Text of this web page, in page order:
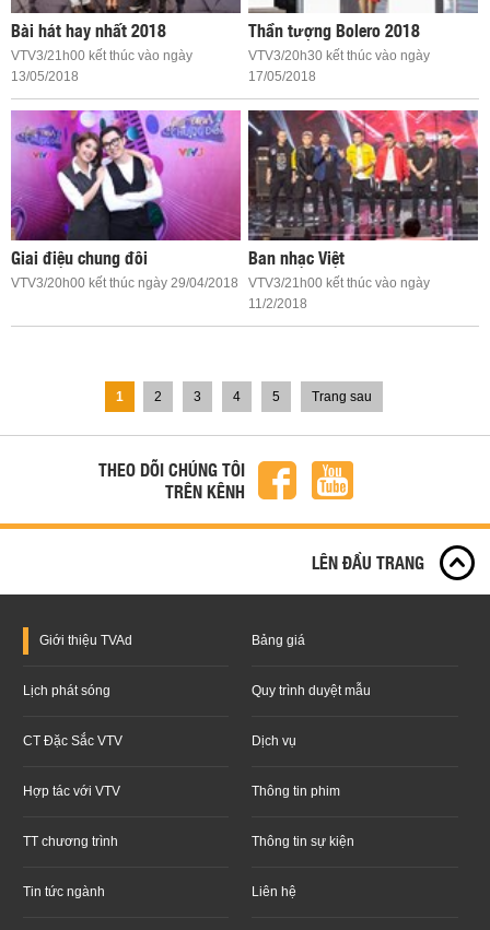
Bài hát hay nhất 2018
VTV3/21h00 kết thúc vào ngày
13/05/2018
Thần tượng Bolero 2018
VTV3/20h30 kết thúc vào ngày
17/05/2018
Giai điệu chung đôi
VTV3/20h00 kết thúc ngày 29/04/2018
Ban nhạc Việt
VTV3/21h00 kết thúc vào ngày
11/2/2018
1 2 3 4 5 Trang sau
THEO DÕI CHÚNG TÔI
TRÊN KÊNH
LÊN ĐẦU TRANG
Giới thiệu TVAd Bảng giá
Lịch phát sóng Quy trình duyệt mẫu
CT Đặc Sắc VTV Dịch vụ
Hợp tác với VTV Thông tin phim
TT chương trình Thông tin sự kiện
Tin tức ngành Liên hệ